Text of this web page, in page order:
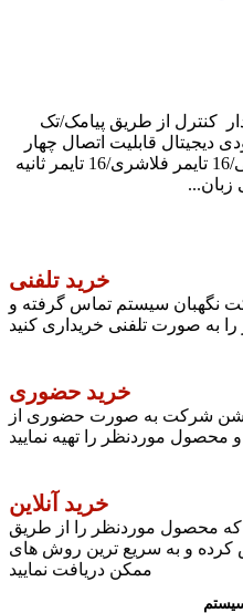
16 کانال تایمردار کنترل از طریق پیامک/تک
16 خروجی رله/16 ورودی دیجیتال قابلیت اتصال چهار
سنسور دما/رطوبت 16 تایمر هفتگی/16 تایمر فلاشری/16 تایمر ثانیه
زبان...
خرید تلفنی
نگهبان سیستم تماس گرفته و
به صورت تلفنی خریداری کنید
خرید حضوری
شرکت به صورت حضوری از
محصول موردنظر را تهیه نمایید
خرید آنلاین
که محصول موردنظر را از طریق
و به سریع ترین روش های
ممکن دریافت نمایید